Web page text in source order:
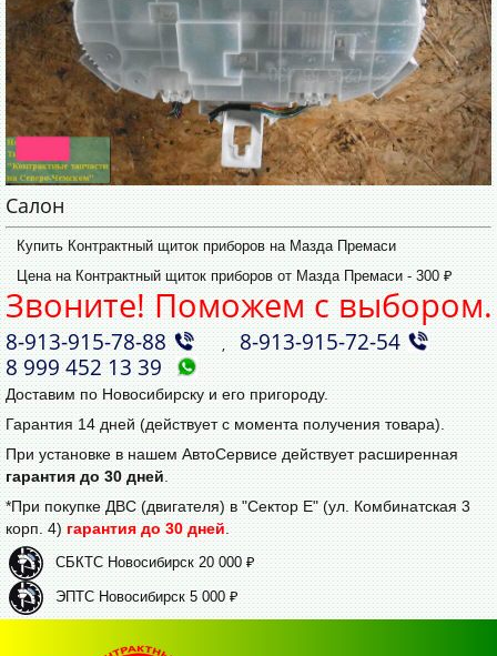
Салон
Купить Контрактный щиток приборов на Мазда Премаси
Цена на Контрактный щиток приборов от Мазда Премаси - 300 ₽
Звоните! Поможем с выбором.
8‑913‑915‑78‑88 ,8‑913‑915‑72‑54
8 999 452 13 39
Доставим по Новосибирску и его пригороду.
Гарантия 14 дней (действует с момента получения товара).
При установке в нашем АвтоСервисе действует расширенная
гарантия до 30 дней.
*При покупке ДВС (двигателя) в "Сектор Е" (ул. Комбинатская 3
корп. 4)гарантия до 30 дней.
СБКТС Новосибирск 20 000 ₽
ЭПТС Новосибирск 5 000 ₽